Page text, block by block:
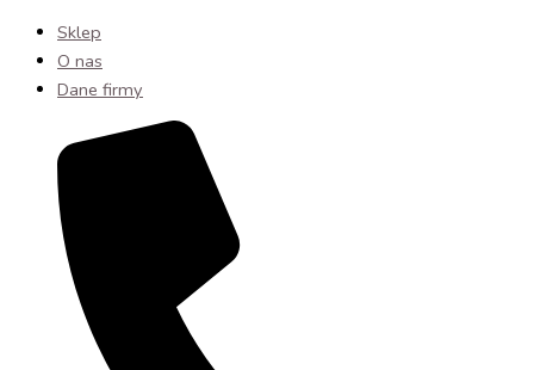
Sklep
O nas
Dane firmy